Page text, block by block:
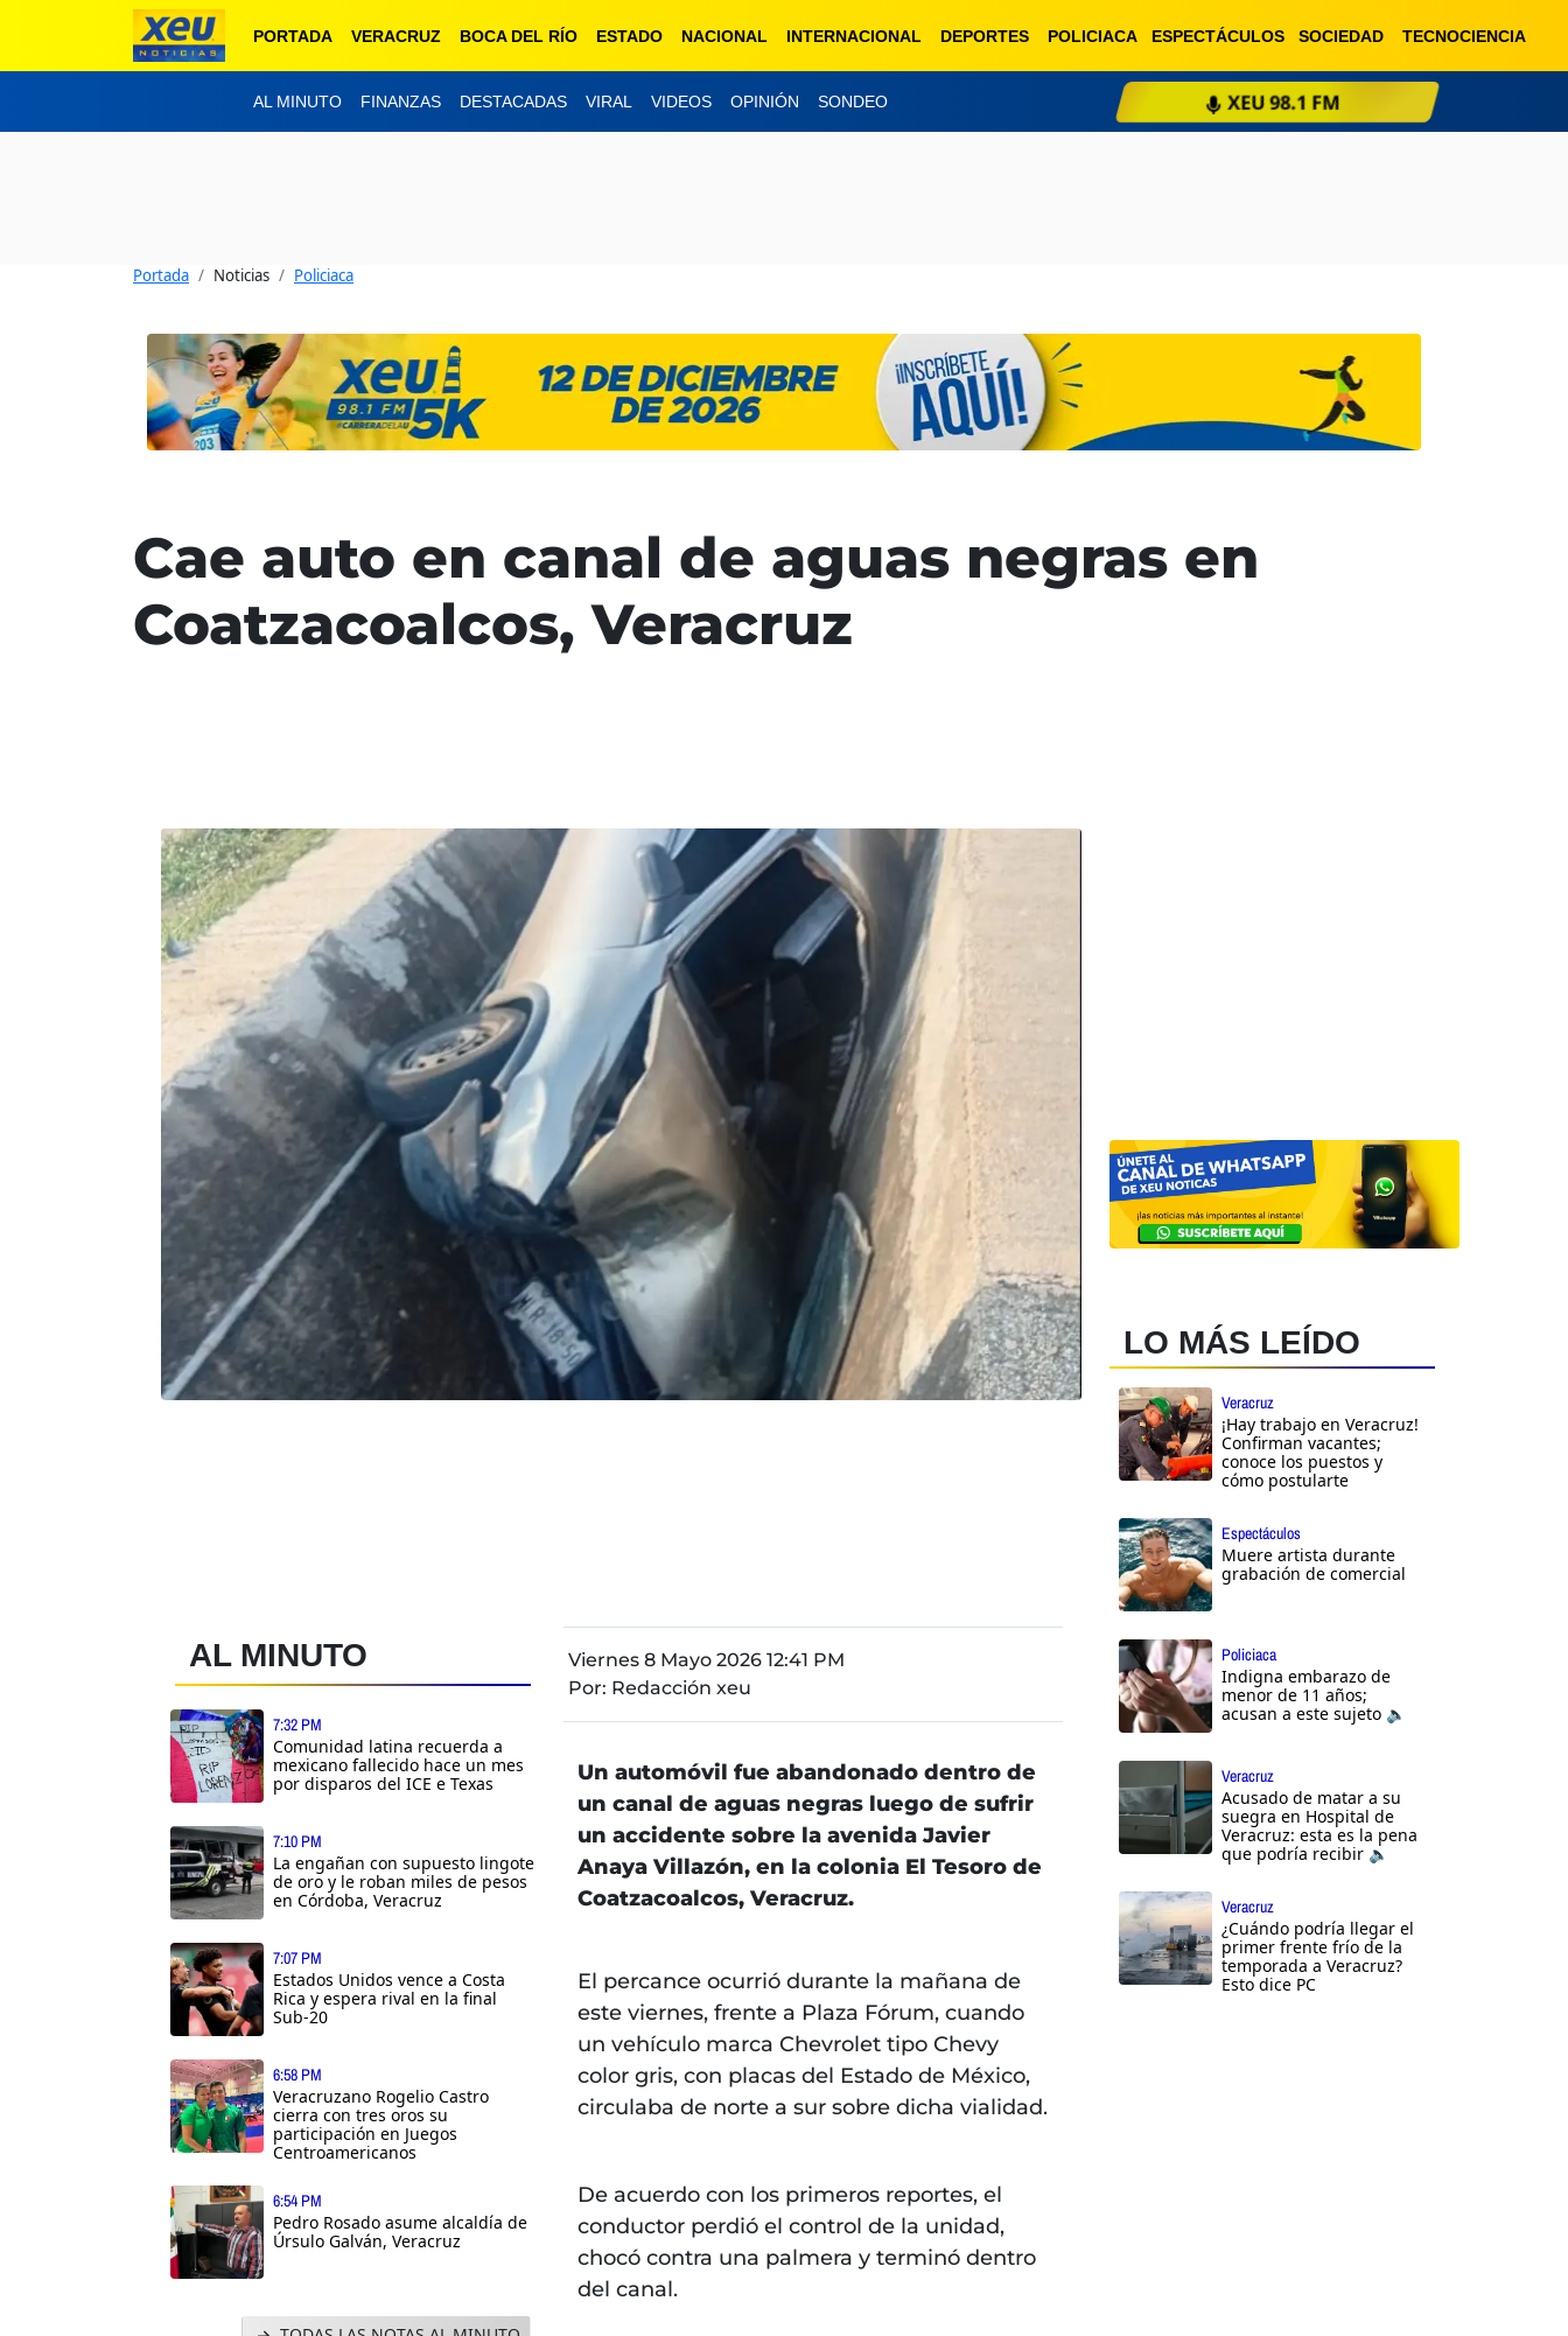
PORTADA VERACRUZ BOCA DEL RÍO ESTADO NACIONAL INTERNACIONAL DEPORTES POLICIACA ESPECTÁCULOS SOCIEDAD TECNOCIENCIA
AL MINUTO FINANZAS DESTACADAS VIRAL VIDEOS OPINIÓN SONDEO XEU 98.1 FM
Portada Noticias Policiaca
Cae auto en canal de aguas negras en
Coatzacoalcos, Veracruz
AL MINUTO
7:32 PM
Comunidad latina recuerda a
mexicano fallecido hace un mes
por disparos del ICE e Texas
7:10 PM
La engañan con supuesto lingote
de oro y le roban miles de pesos
en Córdoba, Veracruz
7:07 PM
Estados Unidos vence a Costa
Rica y espera rival en la final
Sub-20
6:58 PM
Veracruzano Rogelio Castro
cierra con tres oros su
participación en Juegos
Centroamericanos
6:54 PM
Pedro Rosado asume alcaldía de
Úrsulo Galván, Veracruz
Viernes 8 Mayo 2026 12:41 PM
Por: Redacción xeu
Un automóvil fue abandonado dentro de
un canal de aguas negras luego de sufrir
un accidente sobre la avenida Javier
Anaya Villazón, en la colonia El Tesoro de
Coatzacoalcos, Veracruz.
El percance ocurrió durante la mañana de
este viernes, frente a Plaza Fórum, cuando
un vehículo marca Chevrolet tipo Chevy
color gris, con placas del Estado de México,
circulaba de norte a sur sobre dicha vialidad.
De acuerdo con los primeros reportes, el
conductor perdió el control de la unidad,
chocó contra una palmera y terminó dentro
del canal.
LO MÁS LEÍDO
Veracruz
¡Hay trabajo en Veracruz!
Confirman vacantes;
conoce los puestos y
cómo postularte
Espectáculos
Muere artista durante
grabación de comercial
Policiaca
Indigna embarazo de
menor de 11 años;
acusan a este sujeto 🔈
Veracruz
Acusado de matar a su
suegra en Hospital de
Veracruz: esta es la pena
que podría recibir 🔈
Veracruz
¿Cuándo podría llegar el
primer frente frío de la
temporada a Veracruz?
Esto dice PC